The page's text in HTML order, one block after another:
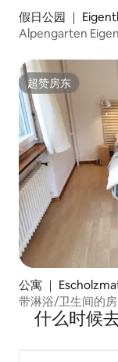
假日公园 ｜
Alpengarten
超赞房东
超赞房东
公寓 ｜
带淋浴/卫生间的
什么时候